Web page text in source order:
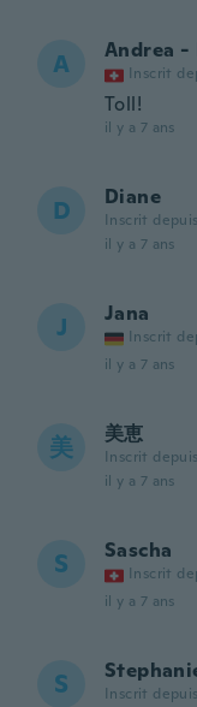
A Andrea -
Inscrit
Toll!
il y a 7 ans
D Diane
Inscrit
il y a 7 ans
J Jana
Inscrit
il y a 7 ans
美 美恵
Inscrit
il y a 7 ans
S Sascha
Inscrit
il y a 7 ans
S Inscrit